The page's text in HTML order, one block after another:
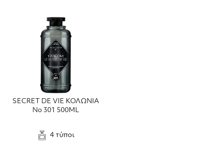
SECRET DE VIE ΚΟΛΩΝΙΑ
No 301 500ML
4 τύποι